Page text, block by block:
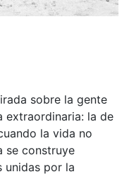
sobre la gente
extraordinaria: la de
la vida no
se construye
unidas por la